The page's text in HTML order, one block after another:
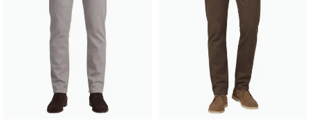
Profuomo
R2
Seidensticker
State of Art
Tommy Hilfiger
Replay
Roy Robson
Schiesser